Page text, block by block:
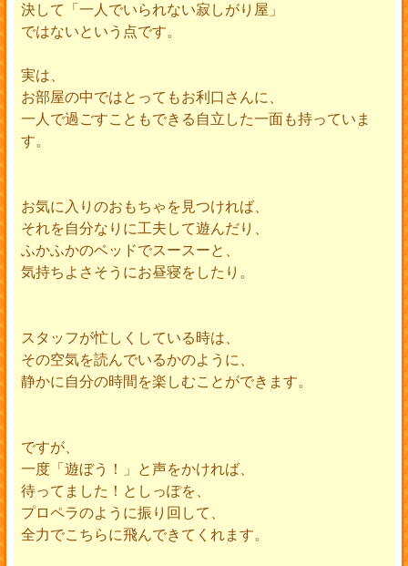
決して「一人でいられない寂しがり屋」
ではないという点です。
実は、
お部屋の中ではとってもお利口さんに、
一人で過ごすこともできる自立した一面も持っていま
す。
お気に入りのおもちゃを見つければ、
それを自分なりに工夫して遊んだり、
ふかふかのベッドでスースーと、
気持ちよさそうにお昼寝をしたり。
スタッフが忙しくしている時は、
その空気を読んでいるかのように、
静かに自分の時間を楽しむことができます。
ですが、
一度「遊ぼう！」と声をかければ、
待ってました！としっぽを、
プロペラのように振り回して、
全力でこちらに飛んできてくれます。